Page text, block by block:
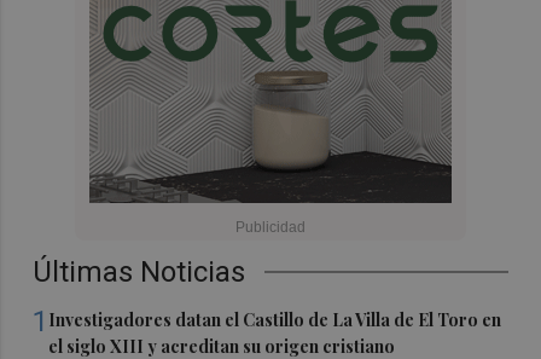
Últimas Noticias
1 Investigadores datan el Castillo de La Villa de El Toro en
el siglo XIII y acreditan su origen cristiano